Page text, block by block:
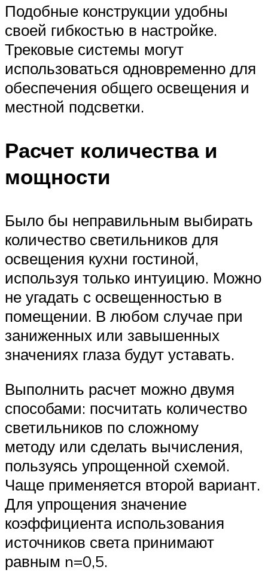
Подобные конструкции удобны
своей гибкостью в настройке.
Трековые системы могут
использоваться одновременно для
обеспечения общего освещения и
местной подсветки.
Расчет количества и
мощности
Было бы неправильным выбирать
количество светильников для
освещения кухни гостиной,
используя только интуицию. Можно
не угадать с освещенностью в
помещении. В любом случае при
заниженных или завышенных
значениях глаза будут уставать.
Выполнить расчет можно двумя
способами: посчитать количество
светильников по сложному
методу или сделать вычисления,
пользуясь упрощенной схемой.
Чаще применяется второй вариант.
Для упрощения значение
коэффициента использования
источников света принимают
равным n=0,5.